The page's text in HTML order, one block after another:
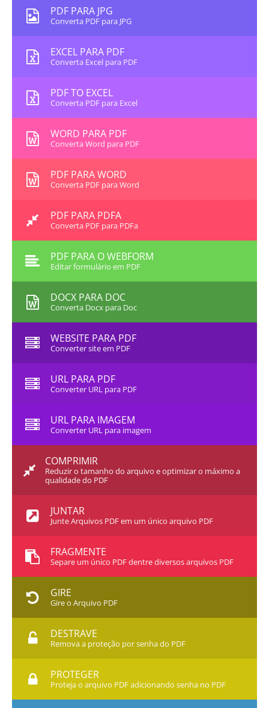
PDF PARA JPG
Converta PDF para JPG
EXCEL PARA PDF
Converta Excel para PDF
PDF TO EXCEL
Converta PDF para Excel
WORD PARA PDF
Converta Word para PDF
PDF PARA WORD
Converta PDF para Word
PDF PARA PDFA
Converta PDF para PDFa
PDF PARA O WEBFORM
Editar formulário em PDF
DOCX PARA DOC
Converta Docx para Doc
WEBSITE PARA PDF
Converter site em PDF
URL PARA PDF
Converter URL para PDF
URL PARA IMAGEM
Converter URL para imagem
COMPRIMIR
Reduzir o tamanho do arquivo e optimizar o máximo a
qualidade do PDF
JUNTAR
Junte Arquivos PDF em um único arquivo PDF
FRAGMENTE
Separe um único PDF dentre diversos arquivos PDF
GIRE
Gire o Arquivo PDF
DESTRAVE
Remova a proteção por senha do PDF
PROTEGER
Proteja o arquivo PDF adicionando senha no PDF